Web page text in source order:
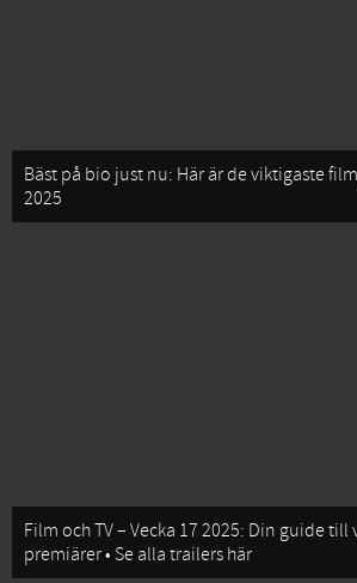
Bäst på bio just nu: Här är de viktigaste
2025
Film och TV – Vecka 17 2025: Din guide till
premiärer • Se alla trailers här